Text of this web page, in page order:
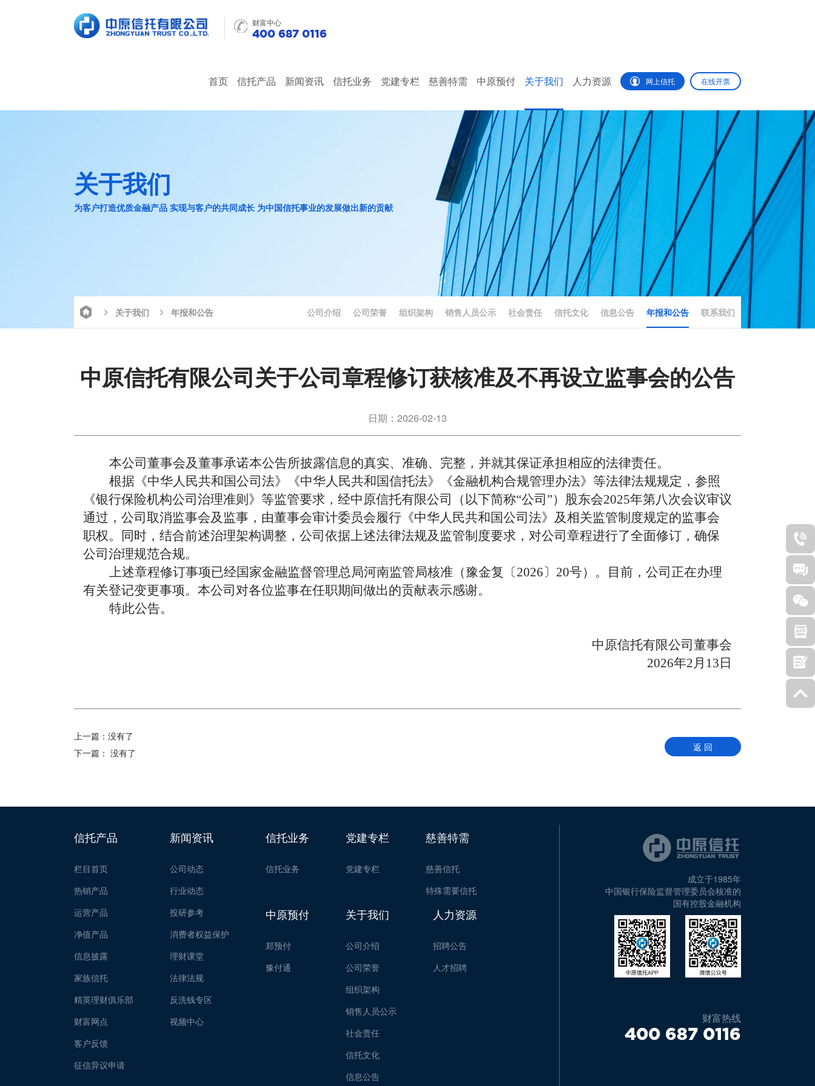
财富中心
400 687 0116
首页 信托产品 新闻资讯 信托业务 党建专栏 慈善特需 中原预付 关于我们 人力资源 网上信托 在线开票
关于我们
为客户打造优质金融产品 实现与客户的共同成长 为中国信托事业的发展做出新的贡献
关于我们 年报和公告 公司介绍 公司荣誉 组织架构 销售人员公示 社会责任 信托文化 信息公告 年报和公告 联系我们
中原信托有限公司关于公司章程修订获核准及不再设立监事会的公告
日期：2026-02-13
本公司董事会及董事承诺本公告所披露信息的真实、准确、完整，并就其保证承担相应的法律责任。
根据《中华人民共和国公司法》《中华人民共和国信托法》《金融机构合规管理办法》等法律法规规定，参照
《银行保险机构公司治理准则》等监管要求，经中原信托有限公司（以下简称“公司”）股东会2025年第八次会议审议
通过，公司取消监事会及监事，由董事会审计委员会履行《中华人民共和国公司法》及相关监管制度规定的监事会
职权。同时，结合前述治理架构调整，公司依据上述法律法规及监管制度要求，对公司章程进行了全面修订，确保
公司治理规范合规。
上述章程修订事项已经国家金融监督管理总局河南监管局核准 （豫金复〔2026〕 20号）。目前 ， 公司 正在办理
有关登记变更事项。本公司对各位监事在任职期间做出的贡献表示感谢。
特此公告。
中原信托有限公司董事会
2026年2月 13 日
上一篇： 没有了
下一篇： 没有了 返 回
信托产品
栏目首页
热销产品
运营产品
净值产品
信息披露
家族信托
精英理财俱乐部
财富网点
客户反馈
征信异议申请
新闻资讯
公司动态
行业动态
投研参考
消费者权益保护
理财课堂
法律法规
反洗钱专区
视频中心
信托业务
信托业务
党建专栏
党建专栏
慈善特需
慈善信托
特殊需要信托
中原预付
郑预付
豫付通
关于我们
公司介绍
公司荣誉
组织架构
销售人员公示
社会责任
信托文化
信息公告
人力资源
招聘公告
人才招聘
成立于1985年
中国银行保险监督管理委员会核准的
国有控股金融机构
财富热线
400 687 0116